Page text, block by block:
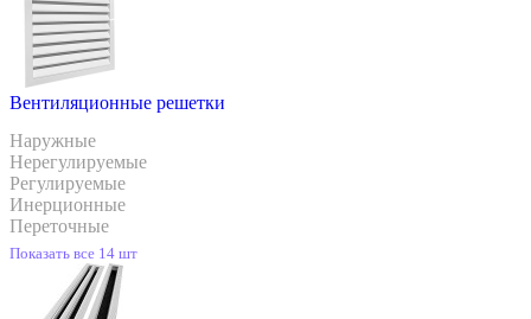
Вентиляционные решетки
Наружные
Нерегулируемые
Регулируемые
Инерционные
Переточные
Показать все 14 шт